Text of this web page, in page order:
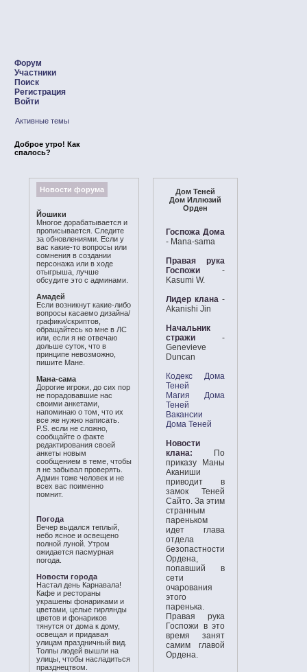
Форум
Участники
Поиск
Регистрация
Войти
Активные темы
Доброе утро! Как
спалось?
Новости форума
Йошики
Многое дорабатывается и
прописывается. Следите
за обновлениями. Если у
вас какие-то вопросы или
сомнения в создании
персонажа или в ходе
отыгрыша, лучше
обсудите это с админами.
Амадей
Если возникнут какие-либо
вопросы касаемо дизайна/
графики/скриптов,
обращайтесь ко мне в ЛС
или, если я не отвечаю
дольше суток, что в
принципе невозможно,
пишите Мане.
Мана-сама
Дорогие игроки, до сих пор
не порадовавшие нас
своими анкетами,
напоминаю о том, что их
все же нужно написать.
P.S. если не сложно,
сообщайте о факте
редактирования своей
анкеты новым
сообщением в теме, чтобы
я не забывал проверять.
Админ тоже человек и не
всех вас поименно
помнит.
Погода
Вечер выдался теплый,
небо ясное и освещено
полной луной. Утром
ожидается пасмурная
погода.
Новости города
Настал день Карнавала!
Кафе и рестораны
украшены фонариками и
цветами, целые гирлянды
цветов и фонариков
тянутся от дома к дому,
освещая и придавая
улицам праздничный вид.
Толпы людей вышли на
улицы, чтобы насладиться
празднецтвом.
Дом Теней
Дом Иллюзий
Орден
Госпожа Дома
- Mana-sama
Правая рука
Госпожи -
Kasumi W.
Лидер клана -
Akanishi Jin
Начальник
стражи -
Genevieve
Duncan
Кодекс Дома
Теней
Магия Дома
Теней
Вакансии
Дома Теней
Новости
клана: По
приказу Маны
Аканиши
приводит в
замок Теней
Сайто. За этим
странным
пареньком
идет глава
отдела
безопастности
Ордена,
попавший в
сети
очарования
этого
паренька.
Правая рука
Госпожи в это
время занят
самим главой
Ордена.